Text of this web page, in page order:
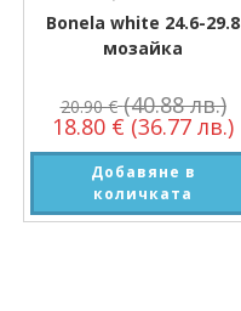
Bonela white 24.6-29.8
мозайка
20.90€ (40.88 лв.)
18.80 € (36.77 лв.)
Добавяне в
количката